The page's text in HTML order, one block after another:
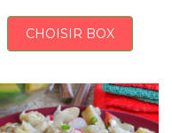
CHOISIR BOX